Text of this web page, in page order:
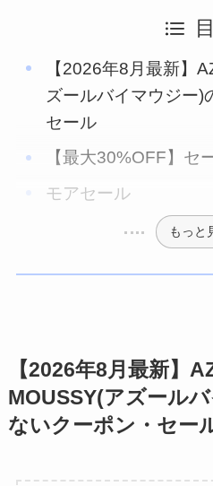
【2026年8月最新】
ズールバイマウジー)
セール
【最大30%OFF】セ
モアセール
もっと
【2026年8月最新】
MOUSSY(アズール
ないクーポン・セー